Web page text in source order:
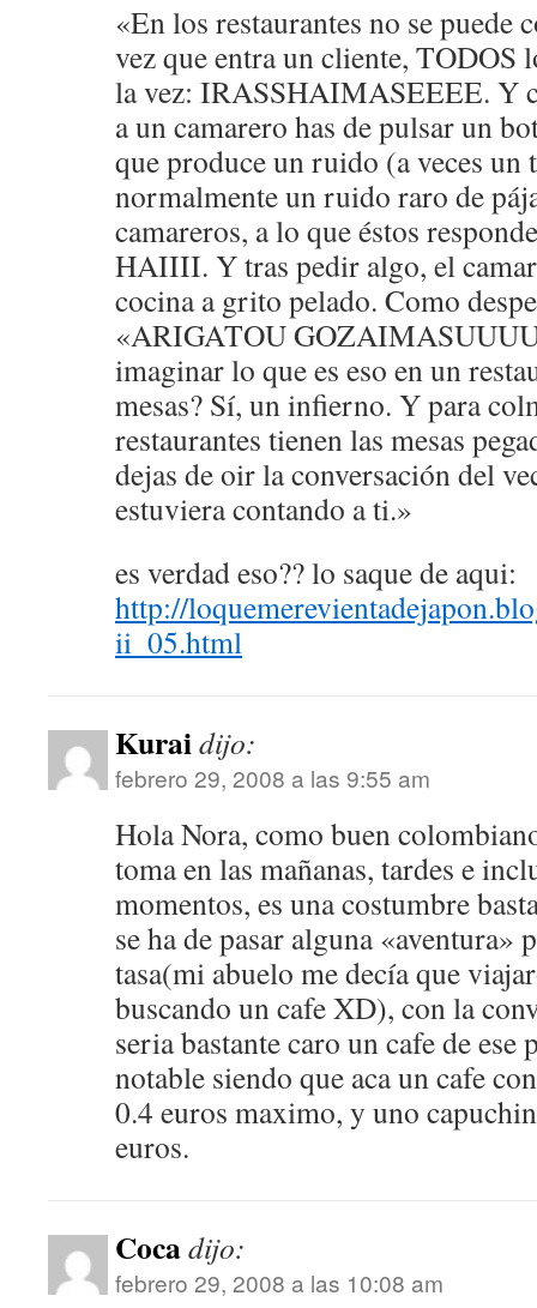
«En los restaurantes no se puede
vez que entra un cliente, TODOS
la vez: IRASSHAIMASEEEE. Y
a un camarero has de pulsar un
que produce un ruido (a veces un
normalmente un ruido raro de
camareros, a lo que éstos
HAIIII. Y tras pedir algo, el
cocina a grito pelado. Como
«ARIGATOU
imaginar lo que es eso en un
mesas? Sí, un infierno. Y para
restaurantes tienen las mesas
dejas de oir la conversación del
estuviera contando a ti.»
es verdad eso?? lo saque de aqui:
http://
ii_05.html
Kuraidijo:
febrero 29, 2008 a las 9:55 am
Hola Nora, como buen
toma en las mañanas, tardes e
momentos, es una costumbre
se ha de pasar alguna «aventura»
tasa(mi abuelo me decía que
buscando un cafe XD), con la
seria bastante caro un cafe de ese
notable siendo que aca un cafe
0.4 euros maximo, y uno
euros.
Cocadijo:
febrero 29, 2008 a las 10:08 am